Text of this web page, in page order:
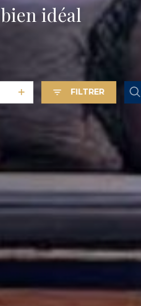
idéal
FILTRER